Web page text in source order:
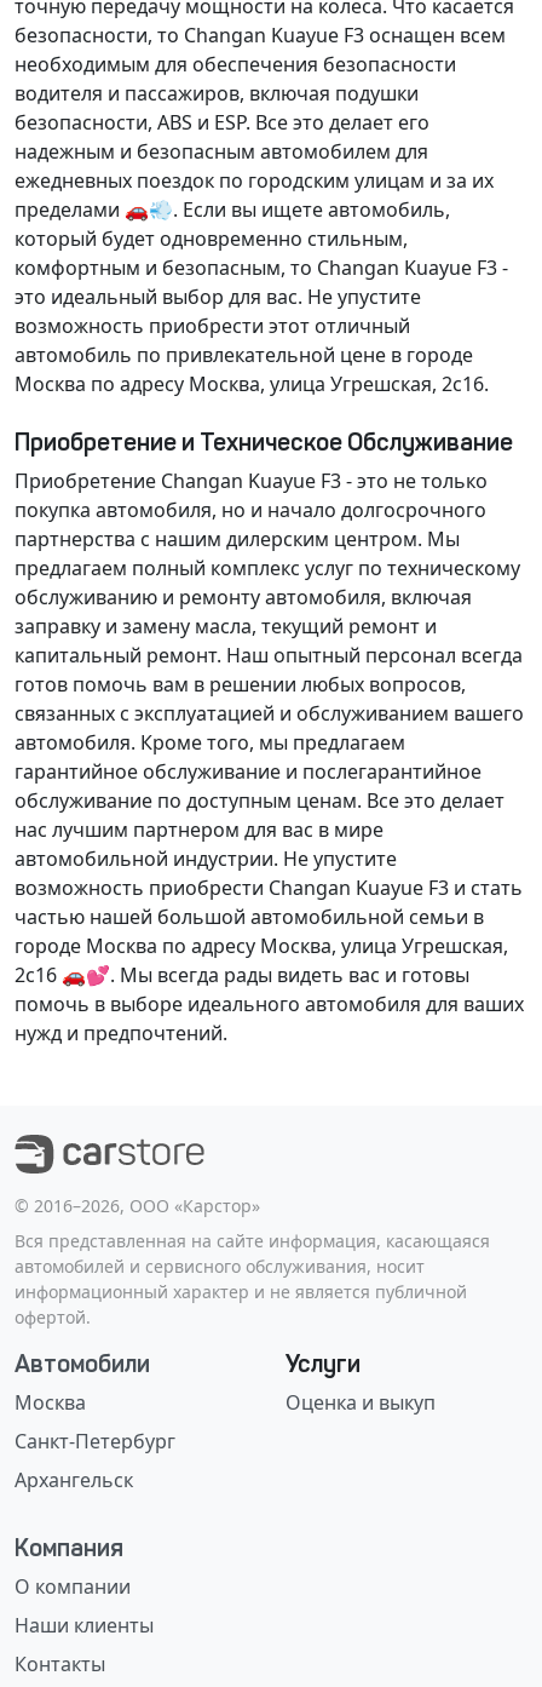
точную передачу мощности на колеса. Что касается
безопасности, то Changan Kuayue F3 оснащен всем
необходимым для обеспечения безопасности
водителя и пассажиров, включая подушки
безопасности, ABS и ESP. Все это делает его
надежным и безопасным автомобилем для
ежедневных поездок по городским улицам и за их
пределами 🚗💨. Если вы ищете автомобиль,
который будет одновременно стильным,
комфортным и безопасным, то Changan Kuayue F3 -
это идеальный выбор для вас. Не упустите
возможность приобрести этот отличный
автомобиль по привлекательной цене в городе
Москва по адресу Москва, улица Угрешская, 2с16.
Приобретение и Техническое Обслуживание
Приобретение Changan Kuayue F3 - это не только
покупка автомобиля, но и начало долгосрочного
партнерства с нашим дилерским центром. Мы
предлагаем полный комплекс услуг по техническому
обслуживанию и ремонту автомобиля, включая
заправку и замену масла, текущий ремонт и
капитальный ремонт. Наш опытный персонал всегда
готов помочь вам в решении любых вопросов,
связанных с эксплуатацией и обслуживанием вашего
автомобиля. Кроме того, мы предлагаем
гарантийное обслуживание и послегарантийное
обслуживание по доступным ценам. Все это делает
нас лучшим партнером для вас в мире
автомобильной индустрии. Не упустите
возможность приобрести Changan Kuayue F3 и стать
частью нашей большой автомобильной семьи в
городе Москва по адресу Москва, улица Угрешская,
2с16 🚗💕. Мы всегда рады видеть вас и готовы
помочь в выборе идеального автомобиля для ваших
нужд и предпочтений.
©️ 2016–2026, ООО «Карстор»
Вся представленная на сайте информация, касающаяся
автомобилей и сервисного обслуживания, носит
информационный характер и не является публичной
офертой.
Автомобили
Москва
Санкт-Петербург
Архангельск
Услуги
Оценка и выкуп
Компания
О компании
Наши клиенты
Контакты